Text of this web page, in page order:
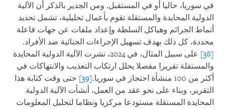
في سوريا، حاليا أو في المستقبل. ومن الجدير بالذكر أن الآلية
الدولية المحايدة والمستقلة تقوم بأعمال تحليلية، تشمل تحديد
أنماط الجرائم وهياكل السلطة وإعداد ملفات عن جهات فاعلة
محددة، كل ذلك بهدف تسهيل الإجراءات الجنائية ضد الأفراد.
[38]
على سبيل المثال، في 2024، نشرت الآلية الدولية المحايدة
والمستقلة تقريرا مفصلا يحلل ارتكاب التعذيب والانتهاكات في
أكثر من 100 منشأة احتجاز في سوريا.
[39]
حتى وقت كتابة هذا
التقرير، وبناء على نحو عقد من العمل، أنشأت الآلية الدولية
المحايدة المستقلة مستودعا مركزيا ونظاما لتحليل المعلومات